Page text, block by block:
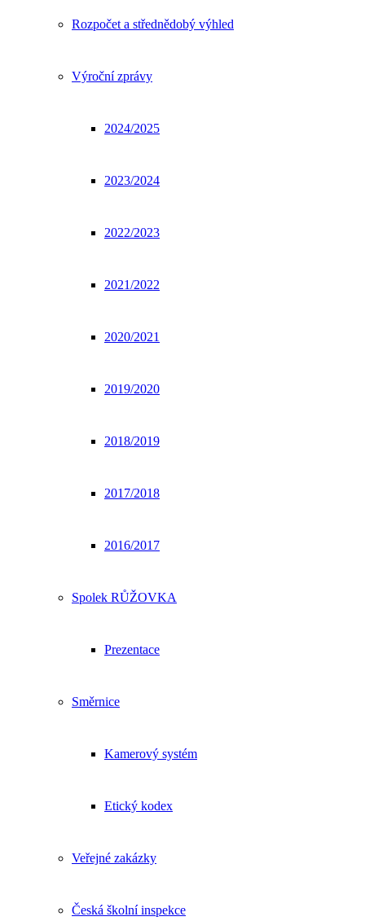
Rozpočet a střednědobý výhled
Výroční zprávy
2024/2025
2023/2024
2022/2023
2021/2022
2020/2021
2019/2020
2018/2019
2017/2018
2016/2017
Spolek RŮŽOVKA
Prezentace
Směrnice
Kamerový systém
Etický kodex
Veřejné zakázky
Česká školní inspekce